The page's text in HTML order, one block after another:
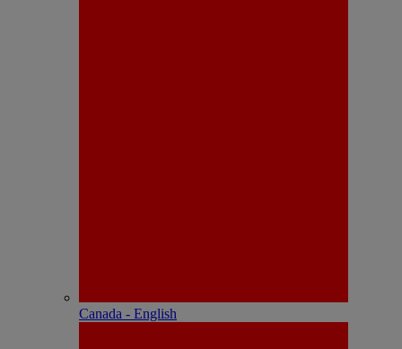
Canada - English